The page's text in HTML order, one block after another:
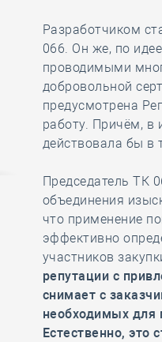
Разработчиком
066. Он же, по
проводимыми
добровольной
предусмотрена
работу. Причём, в
действовала бы в
Председатель ТК
объединения
что применение
эффективно
участников
репутации с
снимает с
необходимых для
Естественно, это